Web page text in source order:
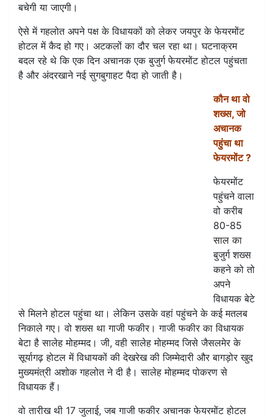
बचेगी या जाएगी।
ऐसे में गहलोत अपने पक्ष के विधायकों को लेकर जयपुर के फेयरमोंट
होटल में कैद हो गए। अटकलों का दौर चल रहा था। घटनाक्रम
बदल रहे थे कि एक दिन अचानक एक बुजुर्ग फेयरमोंट होटल पहुंचता
है और अंदरखाने नई सुगबुगाहट पैदा हो जाती है।
कौन था वो
शख्स, जो
अचानक
पहुंचा था
फेयरमोंट ?
फेयरमोंट
पहुंचने वाला
वो करीब
80-85
साल का
बुजुर्ग शख्स
कहने को तो
अपने
विधायक बेटे
से मिलने होटल पहुंचा था। लेकिन उसके वहां पहुंचने के कई मतलब
निकाले गए। वो शख्स था गाजी फकीर। गाजी फकीर का विधायक
बेटा है सालेह मोहम्मद। जी, वही सालेह मोहम्मद जिसे जैसलमेर के
सूर्यागढ़ होटल में विधायकों की देखरेख की जिम्मेदारी और बागड़ोर खुद
मुख्यमंत्री अशोक गहलोत ने दी है। सालेह मोहम्मद पोकरण से
विधायक हैं।
वो तारीख थी 17 जुलाई, जब गाजी फकीर अचानक फेयरमोंट होटल